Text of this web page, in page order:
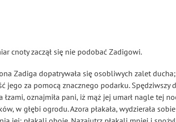
cnoty zaczął się nie podobać Zadigowi.
Zadiga dopatrywała się osobliwych zalet ducha;
jego za pomocą znacznego podarku. Spędziwszy
oznajmiła pani, iż mąż jej umarł nagle tej
w głębi ogrodu. Azora płakała, wydzierała sobie